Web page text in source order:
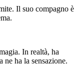
Il suo compagno è
In realtà, ha
ne ha la sensazione.